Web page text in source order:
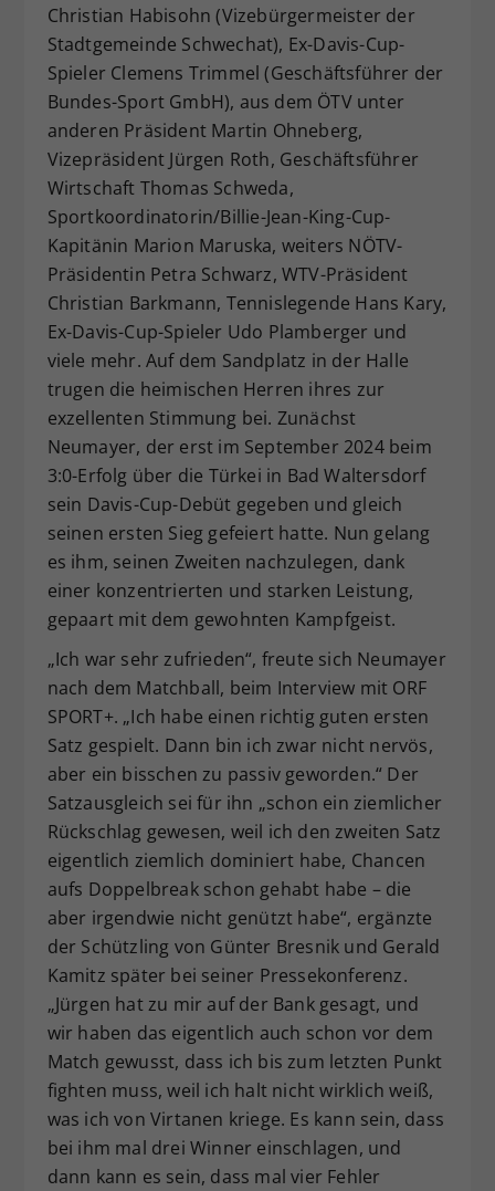
Christian Habisohn (Vizebürgermeister der
Stadtgemeinde Schwechat), Ex-Davis-Cup-
Spieler Clemens Trimmel (Geschäftsführer der
Bundes-Sport GmbH), aus dem ÖTV unter
anderen Präsident Martin Ohneberg,
Vizepräsident Jürgen Roth, Geschäftsführer
Wirtschaft Thomas Schweda,
Sportkoordinatorin/Billie-Jean-King-Cup-
Kapitänin Marion Maruska, weiters NÖTV-
Präsidentin Petra Schwarz, WTV-Präsident
Christian Barkmann, Tennislegende Hans Kary,
Ex-Davis-Cup-Spieler Udo Plamberger und
viele mehr. Auf dem Sandplatz in der Halle
trugen die heimischen Herren ihres zur
exzellenten Stimmung bei. Zunächst
Neumayer, der erst im September 2024 beim
3:0-Erfolg über die Türkei in Bad Waltersdorf
sein Davis-Cup-Debüt gegeben und gleich
seinen ersten Sieg gefeiert hatte. Nun gelang
es ihm, seinen Zweiten nachzulegen, dank
einer konzentrierten und starken Leistung,
gepaart mit dem gewohnten Kampfgeist.
„Ich war sehr zufrieden“, freute sich Neumayer
nach dem Matchball, beim Interview mit ORF
SPORT+. „Ich habe einen richtig guten ersten
Satz gespielt. Dann bin ich zwar nicht nervös,
aber ein bisschen zu passiv geworden.“ Der
Satzausgleich sei für ihn „schon ein ziemlicher
Rückschlag gewesen, weil ich den zweiten Satz
eigentlich ziemlich dominiert habe, Chancen
aufs Doppelbreak schon gehabt habe – die
aber irgendwie nicht genützt habe“, ergänzte
der Schützling von Günter Bresnik und Gerald
Kamitz später bei seiner Pressekonferenz.
„Jürgen hat zu mir auf der Bank gesagt, und
wir haben das eigentlich auch schon vor dem
Match gewusst, dass ich bis zum letzten Punkt
fighten muss, weil ich halt nicht wirklich weiß,
was ich von Virtanen kriege. Es kann sein, dass
bei ihm mal drei Winner einschlagen, und
dann kann es sein, dass mal vier Fehler